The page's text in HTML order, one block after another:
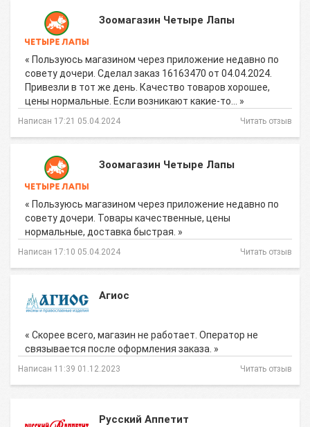
Зоомагазин Четыре Лапы
« Пользуюсь магазином через приложение недавно по
совету дочери. Сделал заказ 16163470 от 04.04.2024.
Привезли в тот же день. Качество товаров хорошее,
цены нормальные. Если возникают какие-то… »
Написан 17:21 05.04.2024 Читать отзыв
Зоомагазин Четыре Лапы
« Пользуюсь магазином через приложение недавно по
совету дочери. Товары качественные, цены
нормальные, доставка быстрая. »
Написан 17:10 05.04.2024 Читать отзыв
Агиос
« Скорее всего, магазин не работает. Оператор не
связывается после оформления заказа. »
Написан 11:39 01.12.2023 Читать отзыв
Русский Аппетит